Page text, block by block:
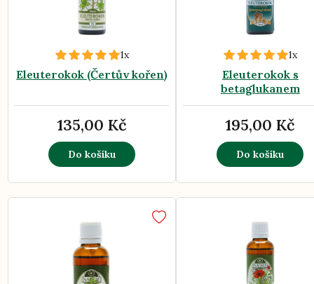
1x
Eleuterokok (Čertův kořen)
135,00 Kč
Do košíku
1x
Eleuterokok s
betaglukanem
195,00 Kč
Do košíku